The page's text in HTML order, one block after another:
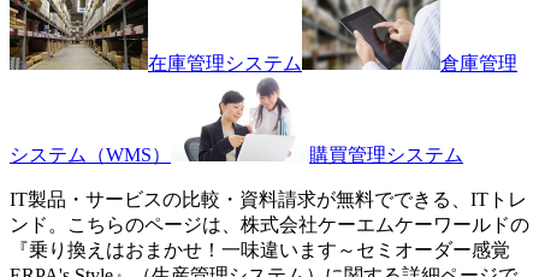
在庫管理システム 倉庫管理
システム（WMS） 購買管理システム
IT製品・サービスの比較・資料請求が無料でできる、ITトレ
ンド。こちらのページは、 株式会社ケーエムケーワールドの
『乗り換えはおまかせ！一味違います～セミオーダー感覚